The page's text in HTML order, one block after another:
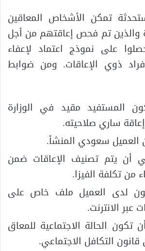
تمكن الأشخاص المعاقين
والذين تم فحص إعاقتهم من أجل
على نموذج اعتماد لإعفاء
ذوي الإعاقات. ومن ضوابط
المستفيد مقيد في الوزارة
ساري صلاحيته.
العميل سعودي المنشأ.
أن يتم تصنيف الإعاقات ضمن
من تكلفة الفيزا.
لدى العميل ملف خاص على
عبر الانترنت.
الحالة الاجتماعية للمعاق
التكافل الاجتماعي.